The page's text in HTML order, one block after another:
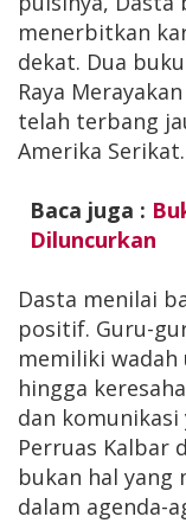
menerbitkan
dekat. Dua
Raya
telah terbang
Amerika Serikat.
Baca juga :
Diluncurkan
Dasta menilai
positif. Guru-
memiliki
hingga
dan
Perruas Kalbar
bukan hal
dalam agenda-